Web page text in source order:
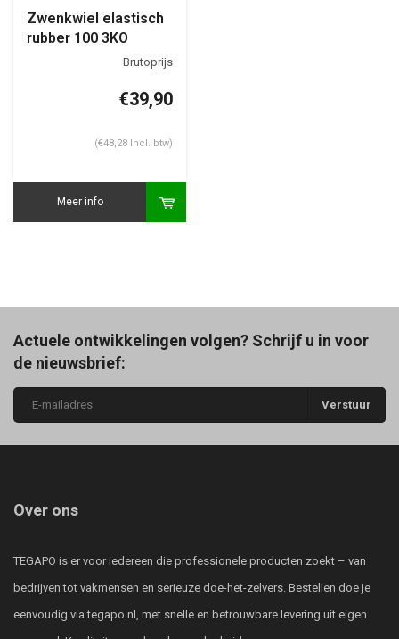
Zwenkwiel elastisch
rubber 100 3KO
vierkante koker 36-
€39,90
(€48,28 Incl. btw)
Meer info
Actuele ontwikkelingen volgen? Schrijf u in voor
de nieuwsbrief:
Verstuur
Over ons
TEGAPO is er voor iedereen die professionele producten zoekt – van
bedrijven tot vakmensen en serieuze doe-het-zelvers. Bestellen doe je
eenvoudig via tegapo.nl, met snelle en betrouwbare levering uit eigen